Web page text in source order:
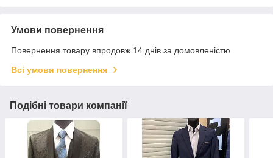
Умови повернення
Повернення товару впродовж 14 днів за домовленістю
Всі умови повернення
Подібні товари компанії